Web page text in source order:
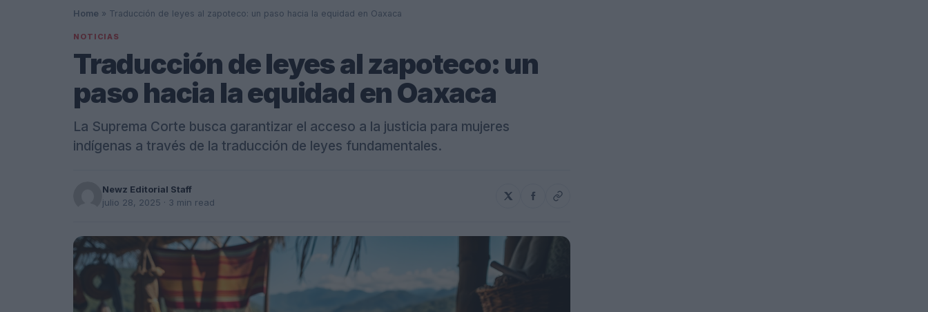
Home » Traducción de leyes al zapoteco: un paso hacia la equidad en Oaxaca
NOTICIAS
Traducción de leyes al zapoteco: un
paso hacia la equidad en Oaxaca
La Suprema Corte busca garantizar el acceso a la justicia para mujeres
indígenas a través de la traducción de leyes fundamentales.
Newz Editorial Staff
julio 28, 2025 · 3 min read